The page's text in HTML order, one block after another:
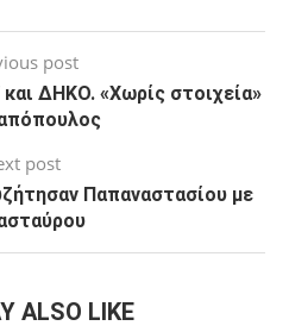
post
ΔΗΚΟ. «Χωρίς στοιχεία»
post
Παπαναστασίου με
ALSO LIKE